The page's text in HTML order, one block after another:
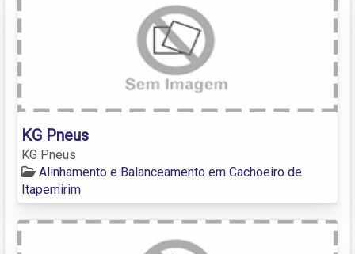
KG Pneus
KG Pneus
Alinhamento e Balanceamento em Cachoeiro de
Itapemirim